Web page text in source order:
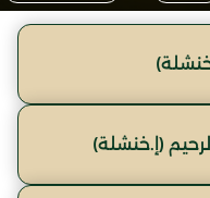
(إ.خنشلة)